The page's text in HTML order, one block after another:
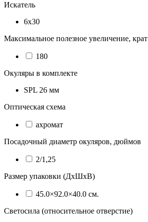
Искатель
6x30
Максимальное полезное увеличение, крат
180
Окуляры в комплекте
SPL 26 мм
Оптическая схема
ахромат
Посадочный диаметр окуляров, дюймов
2/1,25
Размер упаковки (ДхШхВ)
45.0×92.0×40.0 см.
Светосила (относительное отверстие)